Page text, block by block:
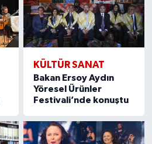
KÜLTÜR SANAT
Bakan Ersoy Aydın
Yöresel Ürünler
Festivali’nde konuştu